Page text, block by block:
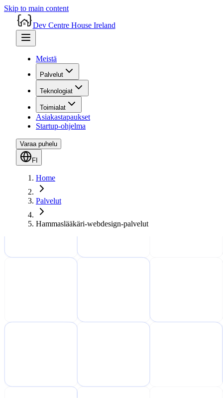
Skip to main content
Dev Centre House Ireland
Meistä
Palvelut
Teknologiat
Toimialat
Asiakastapaukset
Startup-ohjelma
Varaa puhelu
FI
Home
Palvelut
Hammaslääkäri-webdesign-palvelut